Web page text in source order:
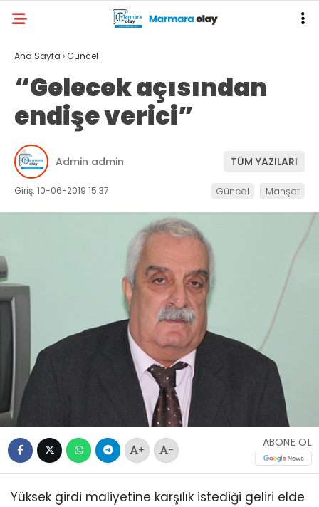
Ana Sayfa ›Güncel
“Gelecek açısından
endişe verici”
Admin admin TÜM YAZILARI
Giriş: 10-06-2019 15:37 Güncel Manşet
+ -
ABONE OL
Yüksek girdi maliyetine karşılık istediği geliri elde